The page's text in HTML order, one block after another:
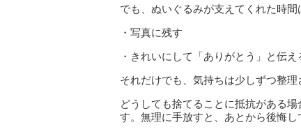
でも、ぬいぐるみが支えてくれた時
・写真に残す
・きれいにして「ありがとう」と伝え
それだけでも、気持ちは少しずつ整理
どうしても捨てることに抵抗がある
す。無理に手放すと、あとから後悔し